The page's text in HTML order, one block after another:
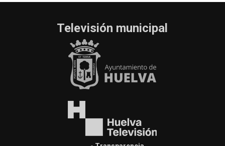
Televisión municipal